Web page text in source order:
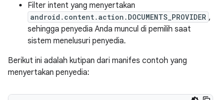
Filter intent yang menyertakan
android.content.action.DOCUMENTS_PROVIDER ,
sehingga penyedia Anda muncul di pemilih saat
sistem menelusuri penyedia.
Berikut ini adalah kutipan dari manifes contoh yang
menyertakan penyedia: